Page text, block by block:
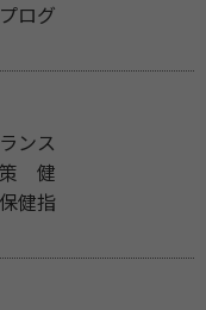
ログ
ンス
策 健
健指